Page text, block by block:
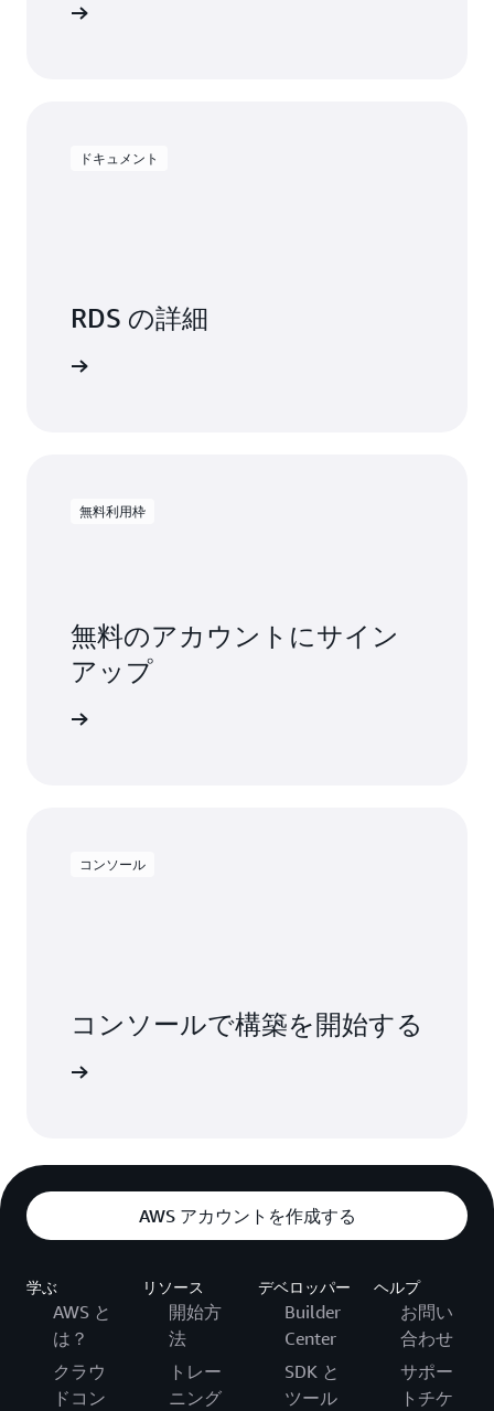
バックアップストレージ – 自動化されたデー
タベースが使用するバックアップストレージ
AWS 料金見積りツール
を計算してください。
額総額が期間内の各時間に分配され、お客様へ
払いいただき、使用の有無にかかわらず、期間
ドキュメント
RDS の詳細
無料利用枠
無料のアカウントにサイン
アップ
コンソール
コンソールで構築を開始する
AWS アカウントを作成する
学ぶ
AWS と
は？
クラウ
ドコン
リソース
開始方
法
トレー
ニング
デベロッパー
Builder
Center
SDK と
ツール
ヘルプ
お問い
合わせ
サポー
トチケ